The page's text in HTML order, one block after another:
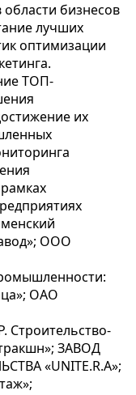
области бизнесов
лучших
оптимизации
ТОП-
их
ООО
ОАО
Строительство-
ЗАВОД
«UNITE.R.A»;